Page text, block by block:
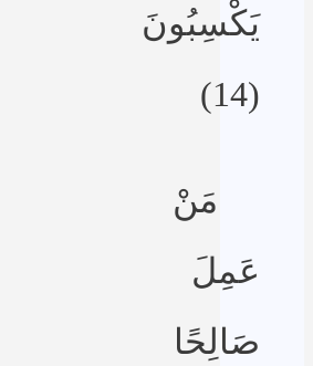
يَكْسِبُونَ
(14)
مَنْ
عَمِلَ
صَالِحًا